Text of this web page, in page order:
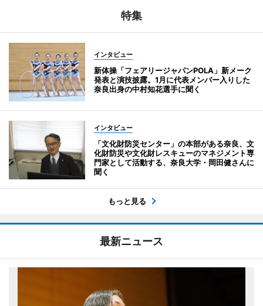
特集
インタビュー
新体操「フェアリージャパンPOLA」新メーク
発表と演技披露。1月に代表メンバー入りした
奈良出身の中村知花選手に聞く
インタビュー
「文化財防災センター」の本部がある奈良、文
化財防災や文化財レスキューのマネジメント専
門家として活動する、奈良大学・岡田健さんに
聞く
もっと見る
最新ニュース